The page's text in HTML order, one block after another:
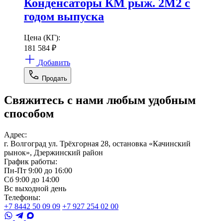
Конденсаторы КМ рыж. 2М2 с
годом выпуска
Цена (КГ):
181 584 ₽
Добавить
Продать
Свяжитесь с нами любым удобным
способом
Адрес:
г. Волгоград ул. Трёхгорная 28, остановка «Качинский
рынок», Дзержинский район
График работы:
Пн-Пт 9:00 до 16:00
Сб 9:00 до 14:00
Вс выходной день
Телефоны:
+7 8442 50 09 09 +7 927 254 02 00